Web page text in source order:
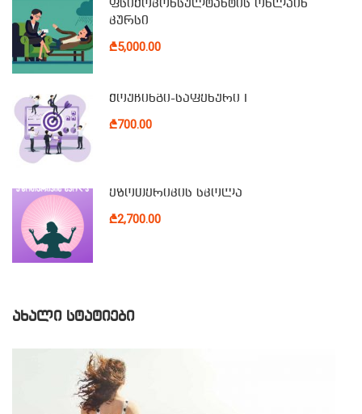
ფსიქოკონსულტანტის ონლაინ
კურსი
₾5,000.00
ქოუჩინგი-საფეხური I
₾700.00
ეზოთერიკის სკოლა
₾2,700.00
ᲐᲮᲐᲚᲘ ᲡᲢᲐᲢᲘᲔᲑᲘ